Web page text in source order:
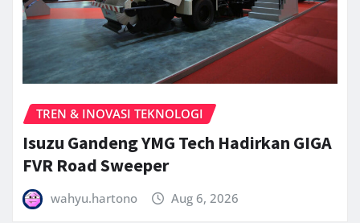
TREN & INOVASI TEKNOLOGI
Isuzu Gandeng YMG Tech Hadirkan GIGA
FVR Road Sweeper
wahyu.hartono Aug 6, 2026